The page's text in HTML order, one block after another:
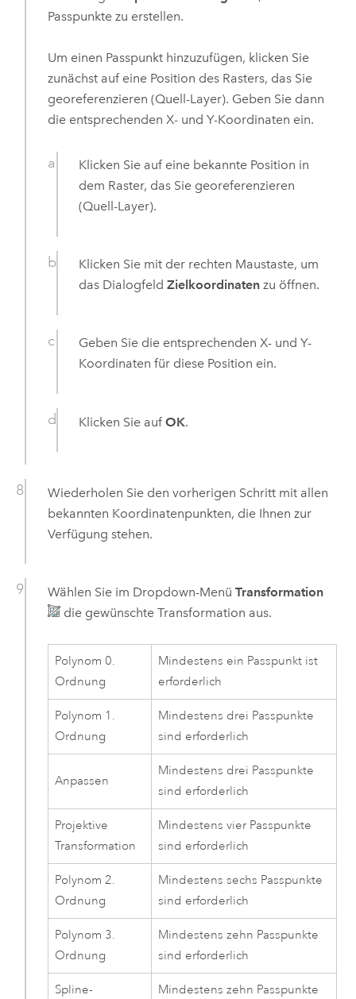
Passpunkte zu erstellen.
Um einen Passpunkt hinzuzufügen, klicken Sie
zunächst auf eine Position des Rasters, das Sie
georeferenzieren (Quell-Layer). Geben Sie dann
die entsprechenden X- und Y-Koordinaten ein.
Klicken Sie auf eine bekannte Position in
dem Raster, das Sie georeferenzieren
(Quell-Layer).
Klicken Sie mit der rechten Maustaste, um
das DialogfeldZielkoordinaten zu öffnen.
Geben Sie die entsprechenden X- und Y-
Koordinaten für diese Position ein.
Klicken Sie aufOK.
Wiederholen Sie den vorherigen Schritt mit allen
bekannten Koordinatenpunkten, die Ihnen zur
Verfügung stehen.
Wählen Sie im Dropdown-Menü Transformation
die gewünschte Transformation aus.
Polynom 0.
Ordnung
Mindestens ein Passpunkt ist
erforderlich
Polynom 1.
Ordnung
Mindestens drei Passpunkte
sind erforderlich
Anpassen
Mindestens drei Passpunkte
sind erforderlich
Projektive
Transformation
Mindestens vier Passpunkte
sind erforderlich
Polynom 2.
Ordnung
Mindestens sechs Passpunkte
sind erforderlich
Polynom 3.
Ordnung
Mindestens zehn Passpunkte
sind erforderlich
Spline-
Mindestens zehn Passpunkte